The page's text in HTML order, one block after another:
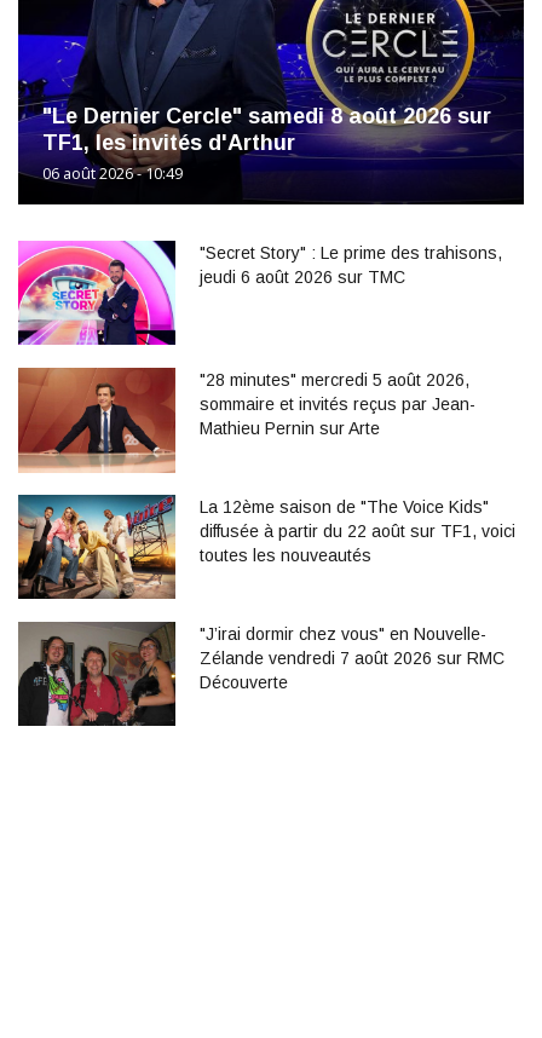
"Le Dernier Cercle" samedi 8 août 2026 sur
TF1, les invités d'Arthur
06 août 2026 - 10:49
"Secret Story" : Le prime des trahisons,
jeudi 6 août 2026 sur TMC
"28 minutes" mercredi 5 août 2026,
sommaire et invités reçus par Jean-
Mathieu Pernin sur Arte
La 12ème saison de "The Voice Kids"
diffusée à partir du 22 août sur TF1, voici
toutes les nouveautés
"J’irai dormir chez vous" en Nouvelle-
Zélande vendredi 7 août 2026 sur RMC
Découverte